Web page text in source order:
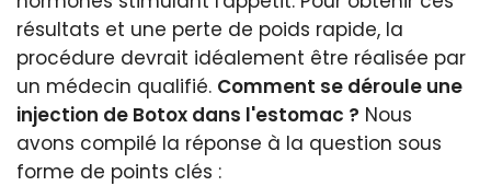
résultats et une perte de poids rapide, la
procédure devrait idéalement être réalisée par
un médecin qualifié. Comment se déroule une
injection de Botox dans l'estomac ? Nous
avons compilé la réponse à la question sous
forme de points clés :